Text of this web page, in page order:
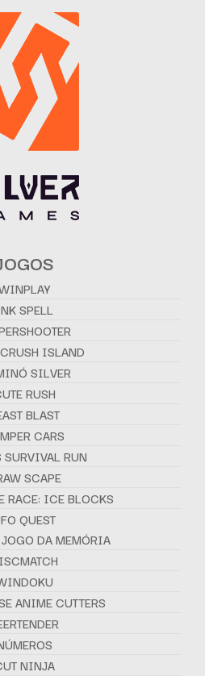
SPELL
ISLAND
SILVER
RUSH
BLAST
CARS
RUN
SCAPE
RACE: ICE BLOCKS
QUEST
DA MEMÓRIA
ANIME CUTTERS
NINJA